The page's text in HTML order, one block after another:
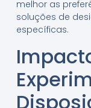
melhor as
soluções de
específicas.